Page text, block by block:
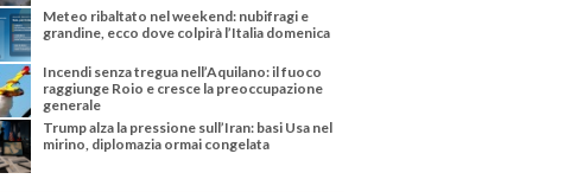
Meteo ribaltato nel weekend: nubifragi e
grandine, ecco dove colpirà l’Italia domenica
Incendi senza tregua nell’Aquilano: il fuoco
raggiunge Roio e cresce la preoccupazione
generale
Trump alza la pressione sull’Iran: basi Usa nel
mirino, diplomazia ormai congelata